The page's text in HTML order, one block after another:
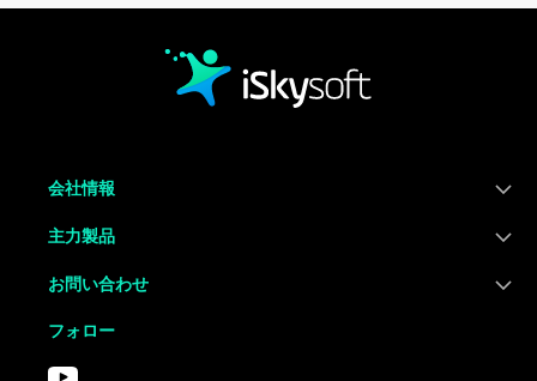
会社情報
主力製品
お問い合わせ
フォロー